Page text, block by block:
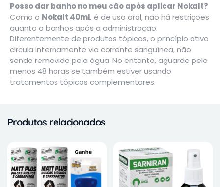
Posso dar banho no meu cão após aplicar Nokalt?
Como o Nokalt 40mL é de uso oral, não há restrições
quanto a banhos após a administração.
Diferentemente de produtos tópicos, o princípio ativo
circula internamente via corrente sanguínea, não
sendo removido pela água. No entanto, aguarde pelo
menos 48 horas se também estiver usando
tratamentos tópicos complementares.
Produtos relacionados